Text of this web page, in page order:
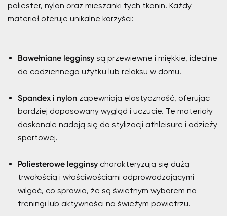
poliester, nylon oraz mieszanki tych tkanin. Każdy
materiał oferuje unikalne korzyści:
Bawełniane legginsy są przewiewne i miękkie, idealne
do codziennego użytku lub relaksu w domu.
Spandex i nylon zapewniają elastyczność, oferując
bardziej dopasowany wygląd i uczucie. Te materiały
doskonale nadają się do stylizacji athleisure i odzieży
sportowej.
Poliesterowe legginsy charakteryzują się dużą
trwałością i właściwościami odprowadzającymi
wilgoć, co sprawia, że są świetnym wyborem na
treningi lub aktywności na świeżym powietrzu.